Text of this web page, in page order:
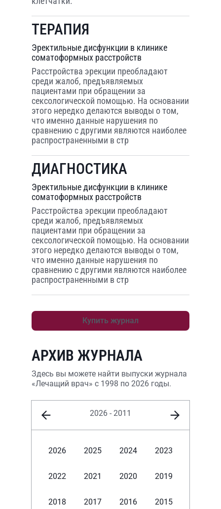
ТЕРАПИЯ
Эректильные дисфункции в клинике
соматоформных расстройств
Расстройства эрекции преобладают
среди жалоб, предъявляемых
пациентами при обращении за
сексологической помощью. На основании
этого нередко делаются выводы о том,
что именно данные нарушения по
сравнению с другими являются наиболее
распространенными в стр
ДИАГНОСТИКА
Эректильные дисфункции в клинике
соматоформных расстройств
Расстройства эрекции преобладают
среди жалоб, предъявляемых
пациентами при обращении за
сексологической помощью. На основании
этого нередко делаются выводы о том,
что именно данные нарушения по
сравнению с другими являются наиболее
распространенными в стр
Купить журнал
АРХИВ ЖУРНАЛА
Здесь вы можете найти выпуски журнала
«Лечащий врач» с 1998 по 2026 годы.
2026 - 2011
2026 2025 2024 2023
2022 2021 2020 2019
2018 2017 2016 2015